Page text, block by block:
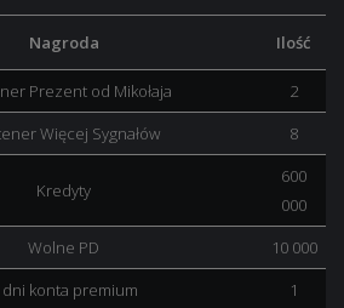
Nagroda Ilość
Prezent od Mikołaja
2
Więcej Sygnałów 8
Kredyty
600
000
Wolne PD
10 000
dni konta premium
1